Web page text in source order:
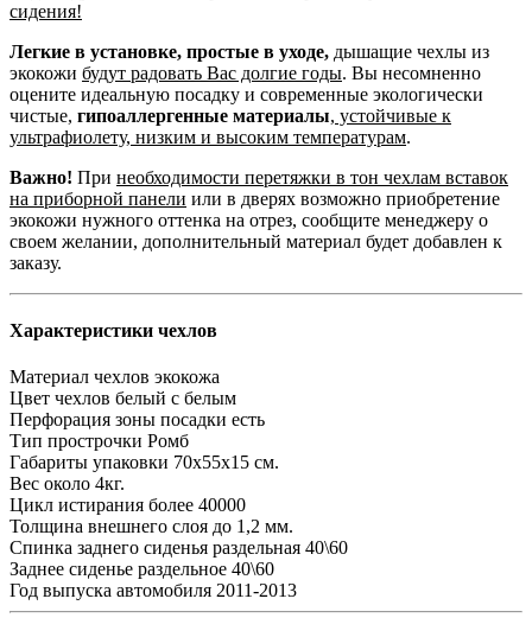
сидения!
Легкие в установке, простые в уходе, дышащие чехлы из
экокожи будут радовать Вас долгие годы. Вы несомненно
оцените идеальную посадку и современные экологически
чистые, гипоаллергенные материалы, устойчивые к
ультрафиолету, низким и высоким температурам.
Важно! При необходимости перетяжки в тон чехлам вставок
на приборной панели или в дверях возможно приобретение
экокожи нужного оттенка на отрез, сообщите менеджеру о
своем желании, дополнительный материал будет добавлен к
заказу.
Характеристики чехлов
Материал чехлов экокожа
Цвет чехлов белый с белым
Перфорация зоны посадки есть
Тип прострочки Ромб
Габариты упаковки 70х55х15 см.
Вес около 4кг.
Цикл истирания более 40000
Толщина внешнего слоя до 1,2 мм.
Спинка заднего сиденья раздельная 40\60
Заднее сиденье раздельное 40\60
Год выпуска автомобиля 2011-2013